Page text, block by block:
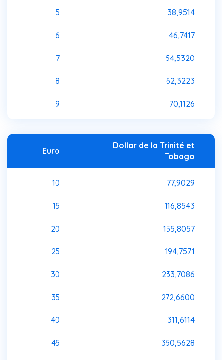
5 38,9514
6 46,7417
7 54,5320
8 62,3223
9 70,1126
Euro
Dollar de la Trinité et
Tobago
10 77,9029
15 116,8543
20 155,8057
25 194,7571
30 233,7086
35 272,6600
40 311,6114
45 350,5628